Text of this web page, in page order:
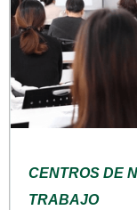
CENTROS DE
TRABAJO